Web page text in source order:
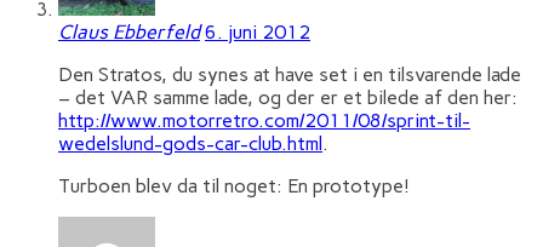
Claus Ebberfeld 6. juni 2012
Den Stratos, du synes at have set i en tilsvarende lade
– det VAR samme lade, og der er et bilede af den her:
http://www.motorretro.com/2011/08/sprint-til-
wedelslund-gods-car-club.html .
Turboen blev da til noget: En prototype!